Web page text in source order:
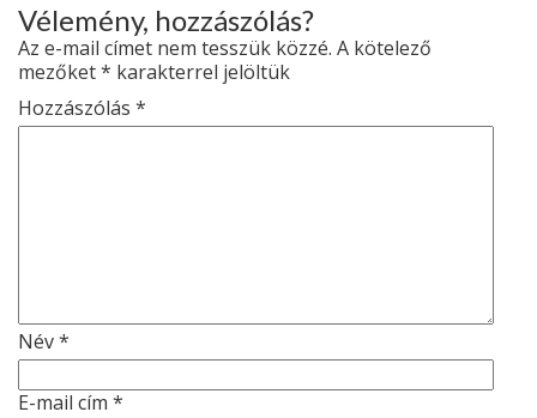
Vélemény, hozzászólás?
Az e-mail címet nem tesszük közzé. A kötelező
mezőket* karakterrel jelöltük
Hozzászólás *
Név*
E-mail cím *